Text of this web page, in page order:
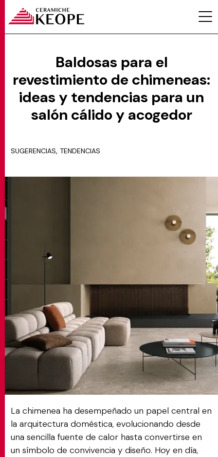
PROYECTOS
BUSCAR
ÁREA RESERVADA
Baldosas para el
revestimiento de chimeneas:
ideas y tendencias para un
salón cálido y acogedor
SUGERENCIAS, TENDENCIAS
La chimenea ha desempeñado un papel central en
la arquitectura doméstica, evolucionando desde
una sencilla fuente de calor hasta convertirse en
un símbolo de convivencia y diseño. Hoy en día,